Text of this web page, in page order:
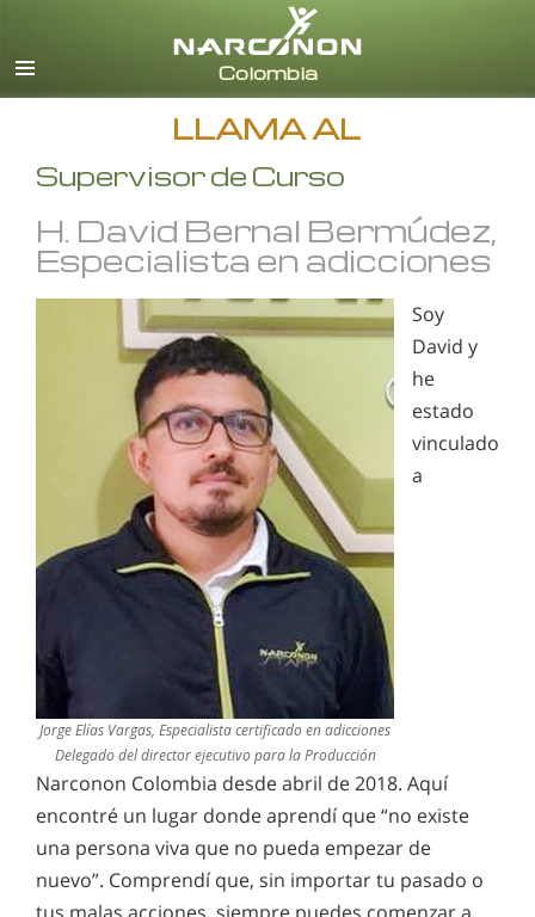
Español
Todas las Regiones/Idiomas
LLAMA AL
Supervisor de Curso
H. David Bernal Bermúdez,
Especialista en adicciones
Jorge Elías Vargas, Especialista certificado en adicciones
Delegado del director ejecutivo para la Producción
Soy
David y
he
estado
vinculado
a
Narconon Colombia desde abril de 2018. Aquí
encontré un lugar donde aprendí que “no existe
una persona viva que no pueda empezar de
nuevo”. Comprendí que, sin importar tu pasado o